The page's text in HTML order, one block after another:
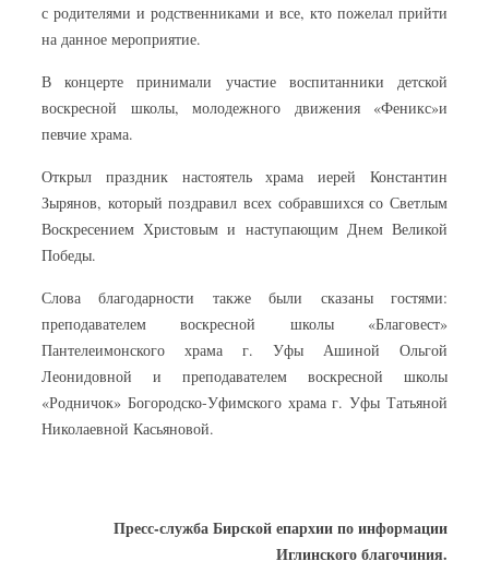
с родителями и родственниками и все, кто пожелал прийти
на данное мероприятие.
В концерте принимали участие воспитанники детской
воскресной школы, молодежного движения «Феникс»и
певчие храма.
Открыл праздник настоятель храма иерей Константин
Зырянов, который поздравил всех собравшихся со Светлым
Воскресением Христовым и наступающим Днем Великой
Победы.
Слова благодарности также были сказаны гостями:
преподавателем воскресной школы «Благовест»
Пантелеимонского храма г. Уфы Ашиной Ольгой
Леонидовной и преподавателем воскресной школы
«Родничок» Богородско-Уфимского храма г. Уфы Татьяной
Николаевной Касьяновой.
Пресс-служба Бирской епархии по информации
Иглинского благочиния.